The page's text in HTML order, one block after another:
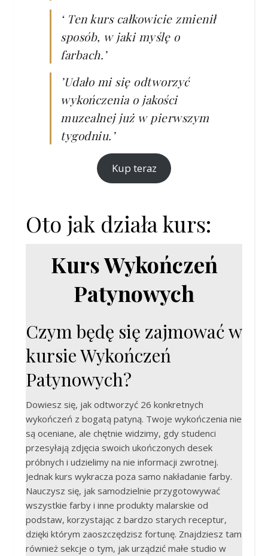
‘ Ten kurs całkowicie zmienił
sposób, w jaki myślę o
farbach.’
’Udało mi się odtworzyć
wykończenia o jakości
muzealnej już w pierwszym
tygodniu.’
Kup teraz
Oto jak działa kurs:
Kurs Wykończeń
Patynowych
Czym będę się zajmować w
kursie Wykończeń
Patynowych?
Dowiesz się, jak odtworzyć 26 konkretnych
wykończeń z bogatą patyną. Twoje wykończenia nie
są oceniane, ale chętnie widzimy, gdy studenci
przesyłają zdjęcia swoich ukończonych desek
próbnych i udzielimy na nie informacji zwrotnej.
Jednak kurs wykracza poza samo nakładanie farby.
Nauczysz się, jak samodzielnie przygotowywać
wszystkie farby i inne produkty malarskie od
podstaw, korzystając z bardzo starych receptur,
dzięki którym zaoszczędzisz fortunę. Znajdziesz tam
również sekcje o tym, jak urządzić małe studio w